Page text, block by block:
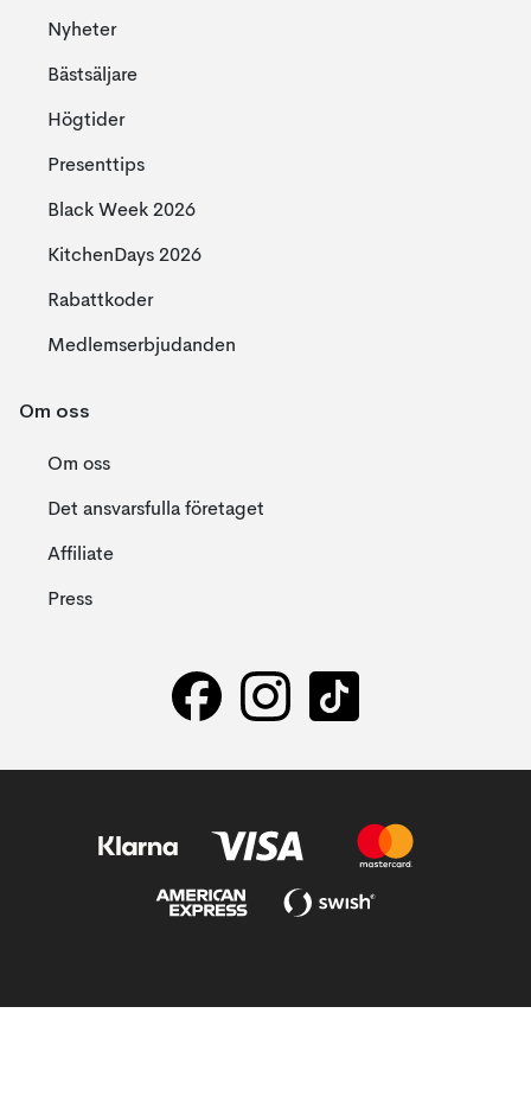
Nyheter
Bästsäljare
Högtider
Presenttips
Black Week 2026
KitchenDays 2026
Rabattkoder
Medlemserbjudanden
Om oss
Om oss
Det ansvarsfulla företaget
Affiliate
Press